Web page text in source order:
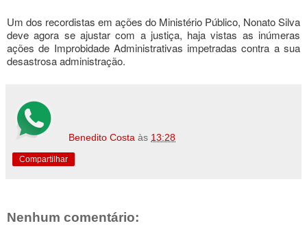
Um dos recordistas em ações do Ministério Público, Nonato Silva
deve agora se ajustar com a justiça, haja vistas as inúmeras
ações de Improbidade Administrativas impetradas contra a sua
desastrosa administração.
Benedito Costa às 13:28
Compartilhar
Nenhum comentário: